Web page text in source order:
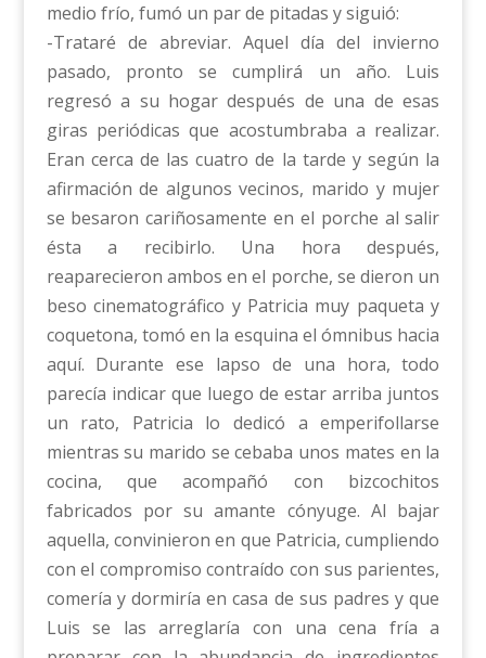
medio frío, fumó un par de pitadas y siguió:
-Trataré de abreviar. Aquel día del invierno
pasado, pronto se cumplirá un año. Luis
regresó a su hogar después de una de esas
giras periódicas que acostumbraba a realizar.
Eran cerca de las cuatro de la tarde y según la
afirmación de algunos vecinos, marido y mujer
se besaron cariñosamente en el porche al salir
ésta a recibirlo. Una hora después,
reaparecieron ambos en el porche, se dieron un
beso cinematográfico y Patricia muy paqueta y
coquetona, tomó en la esquina el ómnibus hacia
aquí. Durante ese lapso de una hora, todo
parecía indicar que luego de estar arriba juntos
un rato, Patricia lo dedicó a emperifollarse
mientras su marido se cebaba unos mates en la
cocina, que acompañó con bizcochitos
fabricados por su amante cónyuge. Al bajar
aquella, convinieron en que Patricia, cumpliendo
con el compromiso contraído con sus parientes,
comería y dormiría en casa de sus padres y que
Luis se las arreglaría con una cena fría a